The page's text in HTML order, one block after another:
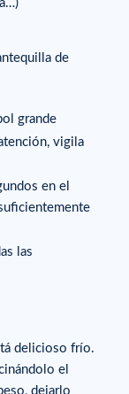
de
grande
vigila
en el
las
delicioso frío.
el
dejarlo